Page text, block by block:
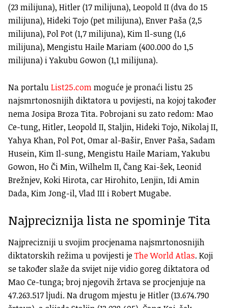
(23 milijuna), Hitler (17 milijuna), Leopold II (dva do 15
milijuna), Hideki Tojo (pet milijuna), Enver Paša (2,5
milijuna), Pol Pot (1,7 milijuna), Kim Il-sung (1,6
milijuna), Mengistu Haile Mariam (400.000 do 1,5
milijuna) i Yakubu Gowon (1,1 milijuna).
Na portaluList25.commoguće je pronaći listu 25
najsmrtonosnijih diktatora u povijesti, na kojoj također
nema Josipa Broza Tita. Pobrojani su zato redom: Mao
Ce-tung, Hitler, Leopold II, Staljin, Hideki Tojo, Nikolaj II,
Yahya Khan, Pol Pot, Omar al-Bašir, Enver Paša, Sadam
Husein, Kim Il-sung, Mengistu Haile Mariam, Yakubu
Gowon, Ho Či Min, Wilhelm II, Čang Kai-šek, Leonid
Brežnjev, Koki Hirota, car Hirohito, Lenjin, Idi Amin
Dada, Kim Jong-il, Vlad III i Robert Mugabe.
Najpreciznija lista ne spominje Tita
Najprecizniji u svojim procjenama najsmrtonosnijih
diktatorskih režima u povijesti jeThe World Atlas. Koji
se također slaže da svijet nije vidio goreg diktatora od
Mao Ce-tunga; broj njegovih žrtava se procjenjuje na
47.263.517 ljudi. Na drugom mjestu je Hitler (13.674.790